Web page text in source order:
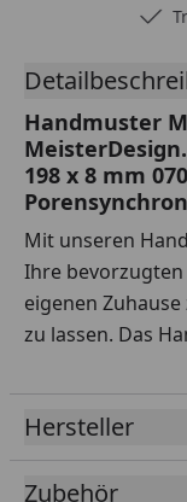
Handmuster
198 x 8 mm
Mit unseren
Ihre
eigenen
zu lassen. Das
Lieferung Ihnen,
können.
Hersteller
Zubehör